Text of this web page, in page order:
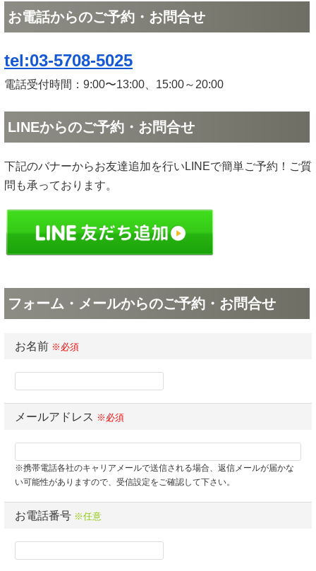
お電話からのご予約・お問合せ
tel:03-5708-5025
電話受付時間：9:00〜13:00、15:00～20:00
LINEからのご予約・お問合せ
下記のバナーからお友達追加を行いLINEで簡単ご予約！ご質
問も承っております。
フォーム・メールからのご予約・お問合せ
お名前 ※必須
メールアドレス ※必須
※携帯電話各社のキャリアメールで送信される場合、返信メールが届かな
い可能性がありますので、受信設定をご確認して下さい。
お電話番号 ※任意